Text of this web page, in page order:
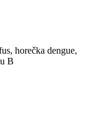
horečka dengue,
B